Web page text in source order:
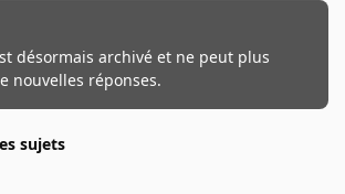
désormais archivé et ne peut plus
nouvelles réponses.
sujets